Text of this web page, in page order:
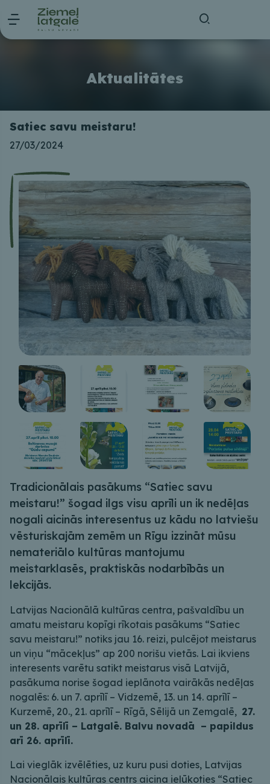
Aktualitātes
Satiec savu meistaru!
27/03/2024
Tradicionālais pasākums “Satiec savu
meistaru!” šogad ilgs visu aprīli un ik nedēļas
nogali aicinās interesentus uz kādu no latviešu
vēsturiskajām zemēm un Rīgu izzināt mūsu
nemateriālo kultūras mantojumu
meistarklasēs, praktiskās nodarbībās un
lekcijās.
Latvijas Nacionālā kultūras centra, pašvaldību un
amatu meistaru kopīgi rīkotais pasākums “Satiec
savu meistaru!” notiks jau 16. reizi, pulcējot meistarus
un viņu “mācekļus” ap 200 norišu vietās. Lai ikviens
interesents varētu satikt meistarus visā Latvijā,
pasākuma norise šogad ieplānota vairākās nedēļas
nogalēs: 6. un 7. aprīlī – Vidzemē, 13. un 14. aprīlī –
Kurzemē, 20., 21. aprīlī – Rīgā, Sēlijā un Zemgalē, 27.
un 28. aprīlī – Latgalē. Balvu novadā – papildus
arī 26. aprīlī.
Lai vieglāk izvēlēties, uz kuru pusi doties, Latvijas
Nacionālais kultūras centrs aicina ielūkoties “Satiec